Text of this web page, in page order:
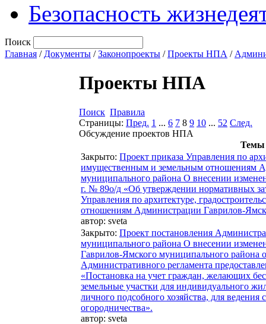
Безопасность
Поиск
Главная / Документы /Законопроекты /Проекты НПА /
Проекты НПА
Поиск Правила
Страницы: Пред. 1 ... 6 7 8 9 10 ... 52 След.
Обсуждение проектов НПА
Темы
Закрыто: Проект приказа Управления по
имущественным и земельным отношениям
муниципального района О внесении
г. № 89о/д «Об утверждении нормативных
Управления по архитектуре,
отношениям Администрации Гаврилов-
автор: sveta
Закрыто: Проект постановления
муниципального района О внесении
Гаврилов-Ямского муниципального
Административного регламента
«Постановка на учет граждан, желающих
земельные участки для индивидуального
личного подсобного хозяйства, для ведения
огородничества».
автор: sveta